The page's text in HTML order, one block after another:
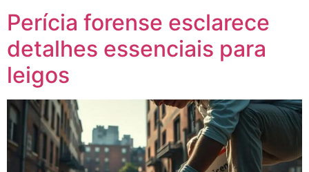
Perícia forense esclarece
detalhes essenciais para
leigos